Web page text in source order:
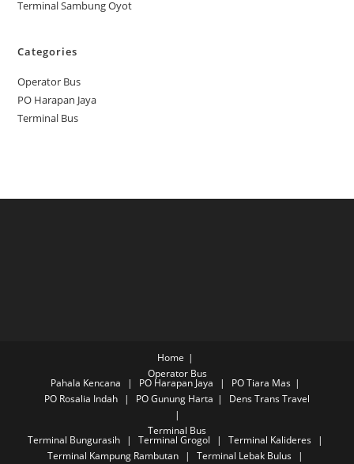
Terminal Sambung Oyot
Categories
Operator Bus
PO Harapan Jaya
Terminal Bus
Home
Operator Bus
Pahala Kencana PO Harapan Jaya
PO Tiara Mas
PO Rosalia Indah
PO Gunung Harta Dens Trans Travel
Terminal Bus
Terminal Bungurasih Terminal Grogol
Terminal Kalideres
Terminal Kampung Rambutan
Terminal Lebak Bulus